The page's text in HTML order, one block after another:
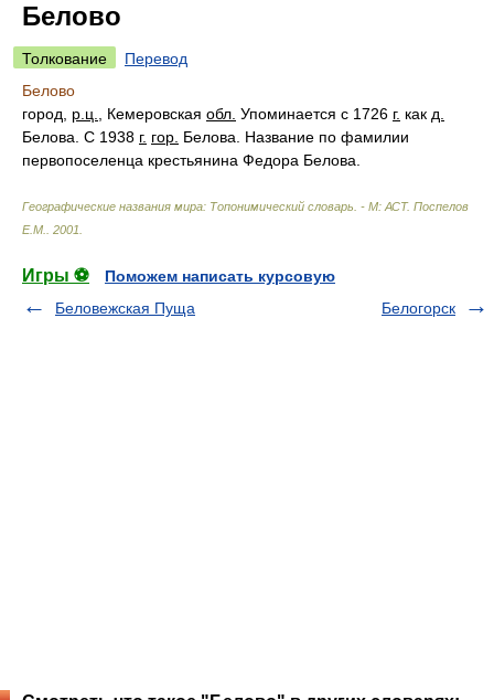
Белово
Толкование
Перевод
Белово
город, р.ц. , Кемеровская обл. Упоминается с 1726 г. как д.
Белова. С 1938 г. гор. Белова. Название по фамилии
первопоселенца крестьянина Федора Белова.
Географические названия мира: Топонимический словарь. - М: АСТ. Поспелов
Е.М.
2001
Игры ⚽
Поможем написать курсовую
Беловежская Пуща
Белогорск